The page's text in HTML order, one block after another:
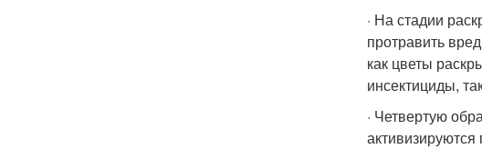
· На стадии
протравить
как цветы
инсектициды,
· Четвертую